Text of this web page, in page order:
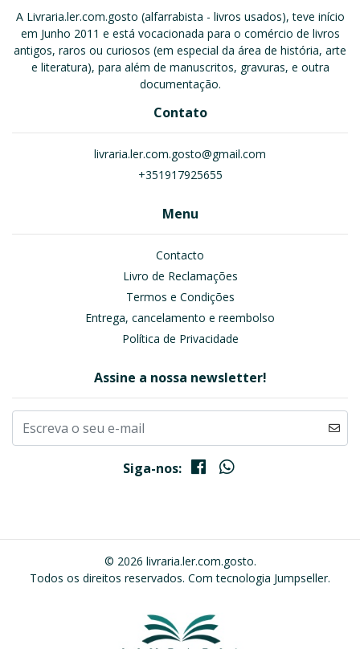
A Livraria.ler.com.gosto (alfarrabista - livros usados), teve início
em Junho 2011 e está vocacionada para o comércio de livros
antigos, raros ou curiosos (em especial da área de história, arte
e literatura), para além de manuscritos, gravuras, e outra
documentação.
Contato
livraria.ler.com.gosto@gmail.com
+351917925655
Menu
Contacto
Livro de Reclamações
Termos e Condições
Entrega, cancelamento e reembolso
Política de Privacidade
Assine a nossa newsletter!
Siga-nos:
© 2026 livraria.ler.com.gosto.
Todos os direitos reservados. Com tecnologia Jumpseller.